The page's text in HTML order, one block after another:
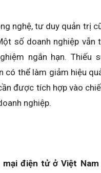
nghệ, tư duy quản trị
số doanh nghiệp vẫn
ngắn hạn. Thiếu
có thể làm giảm hiệu
được tích hợp vào
nghiệp.
điện tử ở Việt Nam